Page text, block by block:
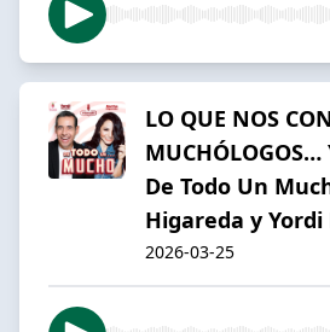
LO QUE NOS
MUCHÓLOGOS…
De Todo Un
Higareda y Yordi
2026-03-25